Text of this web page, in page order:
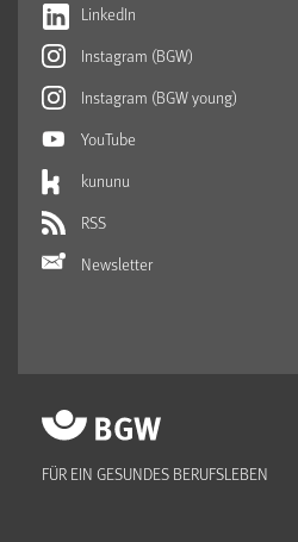
LinkedIn
Instagram (BGW)
Instagram (BGW young)
YouTube
kununu
RSS
Newsletter
FÜR EIN GESUNDES BERUFSLEBEN